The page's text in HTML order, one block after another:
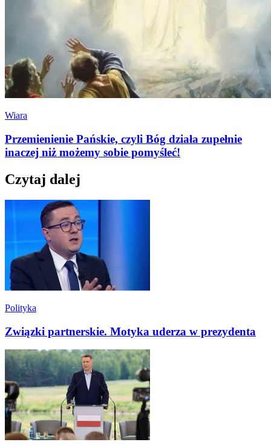
Wiara
Przemienienie Pańskie, czyli Bóg działa zupełnie
inaczej niż możemy sobie pomyśleć!
Czytaj dalej
Polityka
Związki partnerskie. Motyka uderza w prezydenta